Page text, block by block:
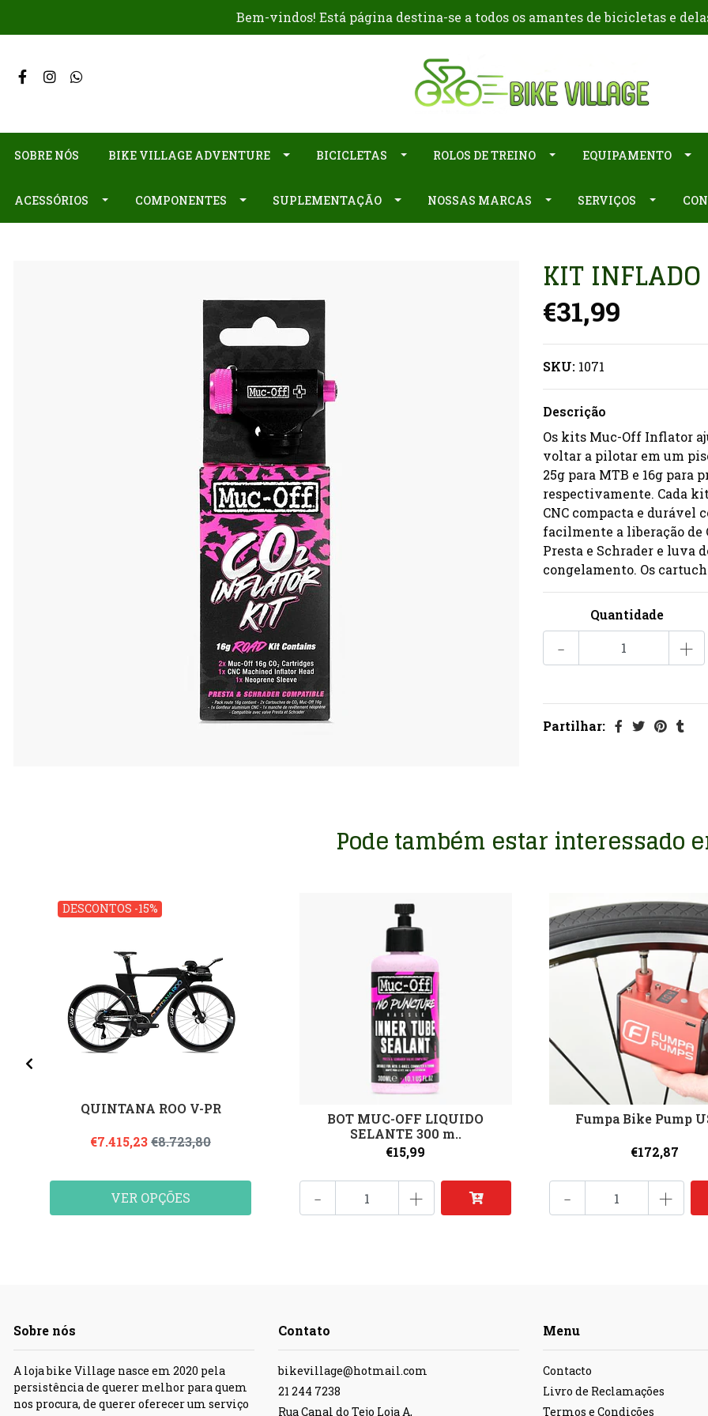
Bem-vindos! Está página destina-se a todos os amantes de bicicletas e
SOBRE NÓS BIKE VILLAGE ADVENTURE BICICLETAS ROLOS DE TREINO EQUIPAMENTO
ACESSÓRIOS COMPONENTES SUPLEMENTAÇÃO NOSSAS MARCAS SERVIÇOS
KIT
€31,99
SKU: 1071
Descrição
Os kits Muc-Off Inflator
voltar a pilotar em um
25g para MTB e 16g para
respectivamente. Cada
CNC compacta e durável
facilmente a liberação de
Presta e Schrader e luva
congelamento. Os
Quantidade
- +
Partilhar:
Pode também estar interessado
DESCONTOS -15%
QUINTANA ROO V-PR
€7.415,23€8.723,80
VER OPÇÕES
BOT MUC-OFF LIQUIDO
SELANTE 300 m..
€15,99
- +
Fumpa Bike Pump
€172,87
- +
Sobre nós
A loja bike Village nasce em 2020 pela
persistência de querer melhor para quem
nos procura, de querer oferecer um serviço
Contato
bikevillage@hotmail.com
21 244 7238
Rua Canal do Tejo Loja A,
Menu
Contacto
Livro de Reclamações
Termos e Condições